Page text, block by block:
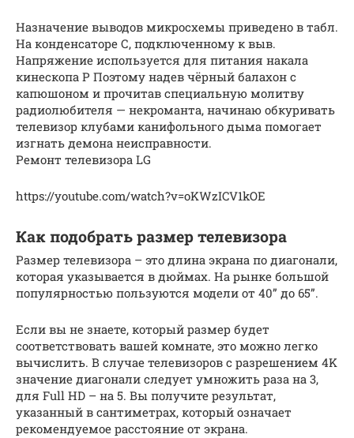
Назначение выводов микросхемы приведено в табл.
На конденсаторе С, подключенному к выв.
Напряжение используется для питания накала
кинескопа Р Поэтому надев чёрный балахон с
капюшоном и прочитав специальную молитву
радиолюбителя — некроманта, начинаю обкуривать
телевизор клубами канифольного дыма помогает
изгнать демона неисправности.
Ремонт телевизора LG
https://youtube.com/watch?v=oKWzICV1kOE
Как подобрать размер телевизора
Размер телевизора – это длина экрана по диагонали,
которая указывается в дюймах. На рынке большой
популярностью пользуются модели от 40” до 65”.
Если вы не знаете, который размер будет
соответствовать вашей комнате, это можно легко
вычислить. В случае телевизоров с разрешением 4K
значение диагонали следует умножить раза на 3,
для Full HD – на 5. Вы получите результат,
указанный в сантиметрах, который означает
рекомендуемое расстояние от экрана.